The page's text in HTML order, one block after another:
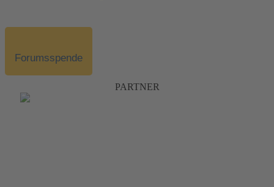
Forumsspende
PARTNER